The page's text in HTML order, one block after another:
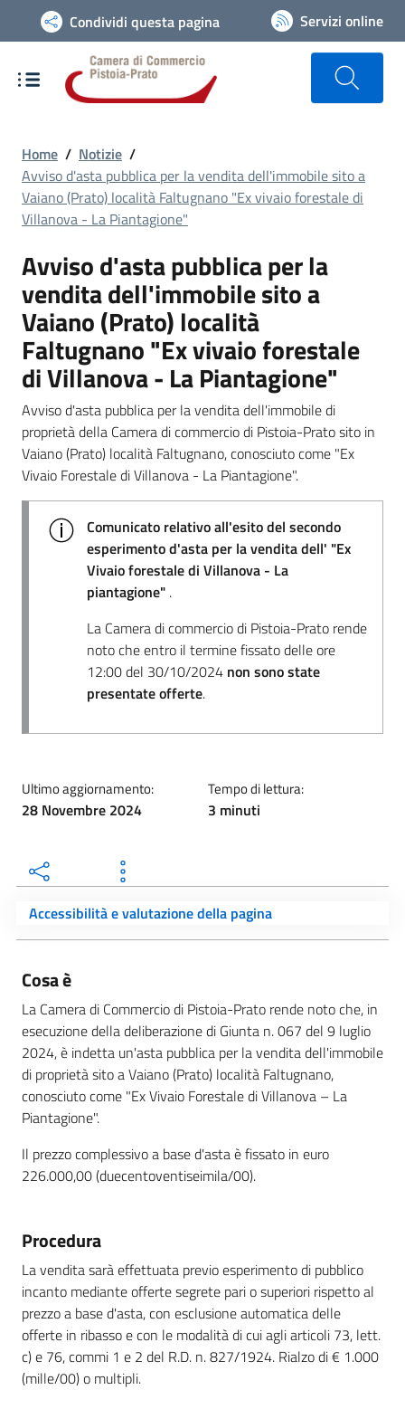
Vai alla navigazione del sito
Condividi questa pagina Servizi online
Home / Notizie /
Avviso d'asta pubblica per la vendita dell'immobile sito a
Vaiano (Prato) località Faltugnano "Ex vivaio forestale di
Villanova - La Piantagione"
Avviso d'asta pubblica per la
vendita dell'immobile sito a
Vaiano (Prato) località
Faltugnano "Ex vivaio forestale
di Villanova - La Piantagione"
Avviso d'asta pubblica per la vendita dell'immobile di
proprietà della Camera di commercio di Pistoia-Prato sito in
Vaiano (Prato) località Faltugnano, conosciuto come "Ex
Vivaio Forestale di Villanova - La Piantagione".
Comunicato relativo all'esito del secondo
esperimento d'asta per la vendita dell' "Ex
Vivaio forestale di Villanova - La
piantagione" .
La Camera di commercio di Pistoia-Prato rende
noto che entro il termine fissato delle ore
12:00 del 30/10/2024 non sono state
presentate offerte.
Ultimo aggiornamento:
28 Novembre 2024
Tempo di lettura:
3 minuti
Accessibilità e valutazione della pagina
Cosa è
La Camera di Commercio di Pistoia-Prato rende noto che, in
esecuzione della deliberazione di Giunta n. 067 del 9 luglio
2024, è indetta un'asta pubblica per la vendita dell'immobile
di proprietà sito a Vaiano (Prato) località Faltugnano,
conosciuto come "Ex Vivaio Forestale di Villanova – La
Piantagione".
Il prezzo complessivo a base d'asta è fissato in euro
226.000,00 (duecentoventiseimila/00).
Procedura
La vendita sarà effettuata previo esperimento di pubblico
incanto mediante offerte segrete pari o superiori rispetto al
prezzo a base d'asta, con esclusione automatica delle
offerte in ribasso e con le modalità di cui agli articoli 73, lett.
c) e 76, commi 1 e 2 del R.D. n. 827/1924. Rialzo di € 1.000
(mille/00) o multipli.